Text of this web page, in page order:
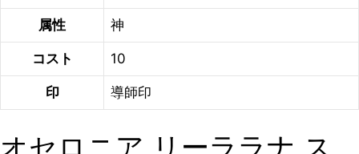
属性 神
コスト 10
印 導師印
オセロニア リーララナ ス